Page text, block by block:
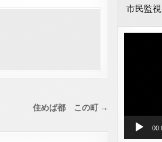
住めば都 この町 →
市民監